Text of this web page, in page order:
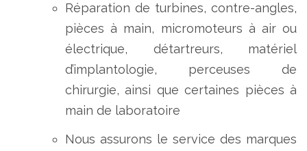
Réparation de turbines, contre-angles,
pièces à main, micromoteurs à air ou
électrique, détartreurs, matériel
d’implantologie, perceuses de
chirurgie, ainsi que certaines pièces à
main de laboratoire
Nous assurons le service des marques